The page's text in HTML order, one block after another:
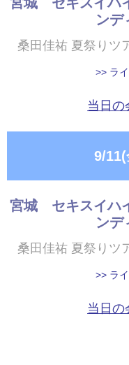
ンデ
桑田佳祐 夏祭りツ
>> ラ
当日の
9/11(
宮城 セキスイハ
ンデ
桑田佳祐 夏祭りツ
>> ラ
当日の